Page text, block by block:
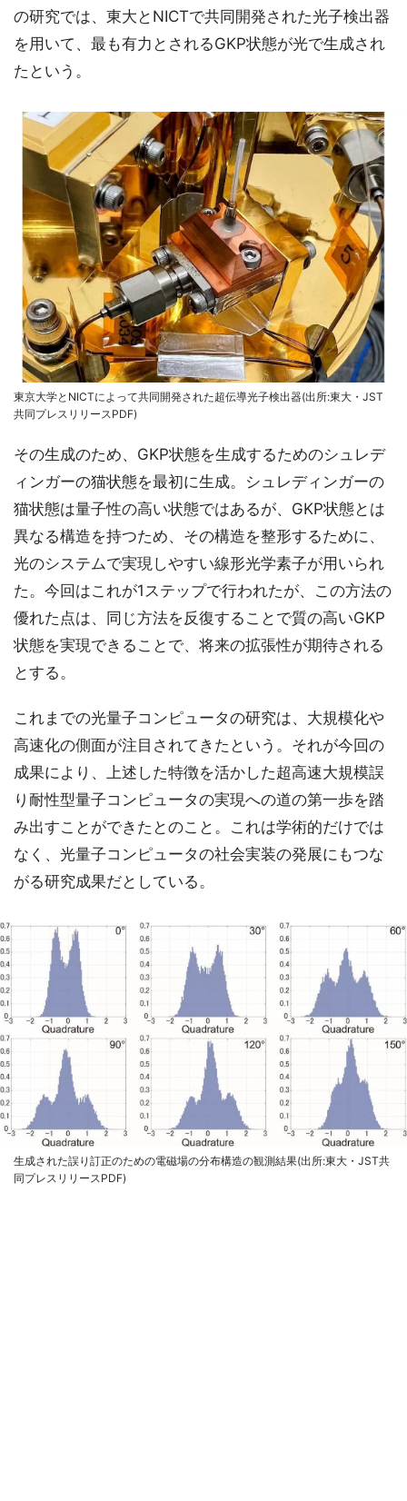
の研究では、東大とNICTで共同開発された光子検出器
を用いて、最も有力とされるGKP状態が光で生成され
たという。
東京大学とNICTによって共同開発された超伝導光子検出器(出所:東大・JST
共同プレスリリースPDF)
その生成のため、GKP状態を生成するためのシュレデ
ィンガーの猫状態を最初に生成。シュレディンガーの
猫状態は量子性の高い状態ではあるが、GKP状態とは
異なる構造を持つため、その構造を整形するために、
光のシステムで実現しやすい線形光学素子が用いられ
た。今回はこれが1ステップで行われたが、この方法の
優れた点は、同じ方法を反復することで質の高いGKP
状態を実現できることで、将来の拡張性が期待される
とする。
これまでの光量子コンピュータの研究は、大規模化や
高速化の側面が注目されてきたという。それが今回の
成果により、上述した特徴を活かした超高速大規模誤
り耐性型量子コンピュータの実現への道の第一歩を踏
み出すことができたとのこと。これは学術的だけでは
なく、光量子コンピュータの社会実装の発展にもつな
がる研究成果だとしている。
生成された誤り訂正のための電磁場の分布構造の観測結果(出所:東大・JST共
同プレスリリースPDF)